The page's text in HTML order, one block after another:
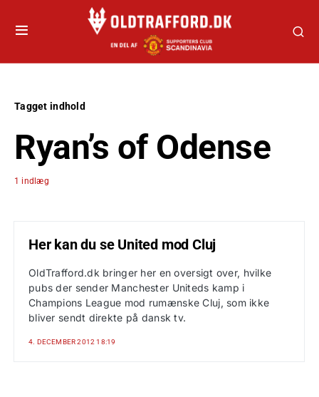
Tagget indhold
Ryan’s of Odense
1 indlæg
Her kan du se United mod Cluj
OldTrafford.dk bringer her en oversigt over, hvilke
pubs der sender Manchester Uniteds kamp i
Champions League mod rumænske Cluj, som ikke
bliver sendt direkte på dansk tv.
4. DECEMBER 2012 18:19